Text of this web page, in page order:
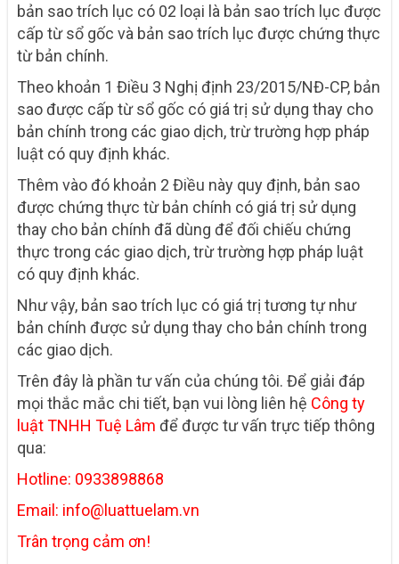
bản sao trích lục có 02 loại là bản sao trích lục được
cấp từ sổ gốc và bản sao trích lục được chứng thực
từ bản chính.
Theo khoản 1 Điều 3 Nghị định 23/2015/NĐ-CP, bản
sao được cấp từ sổ gốc có giá trị sử dụng thay cho
bản chính trong các giao dịch, trừ trường hợp pháp
luật có quy định khác.
Thêm vào đó khoản 2 Điều này quy định, bản sao
được chứng thực từ bản chính có giá trị sử dụng
thay cho bản chính đã dùng để đối chiếu chứng
thực trong các giao dịch, trừ trường hợp pháp luật
có quy định khác.
Như vậy, bản sao trích lục có giá trị tương tự như
bản chính được sử dụng thay cho bản chính trong
các giao dịch.
Trên đây là phần tư vấn của chúng tôi. Để giải đáp
mọi thắc mắc chi tiết, bạn vui lòng liên hệ Công ty
luật TNHH Tuệ Lâm để được tư vấn trực tiếp thông
qua:
Hotline: 0933898868
Email: info@luattuelam.vn
Trân trọng cảm ơn!